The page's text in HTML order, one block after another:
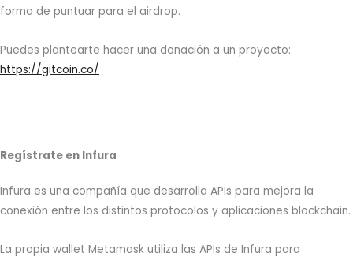
forma de puntuar para el airdrop.
Puedes plantearte hacer una donación a un proyecto:
https://gitcoin.co/
Regístrate en Infura
Infura es una compañía que desarrolla APIs para mejora la
conexión entre los distintos protocolos y aplicaciones blockchain.
La propia wallet Metamask utiliza las APIs de Infura para